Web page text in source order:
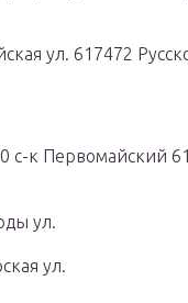
ул. 617472
с-к Первомайский
ул.
ул.